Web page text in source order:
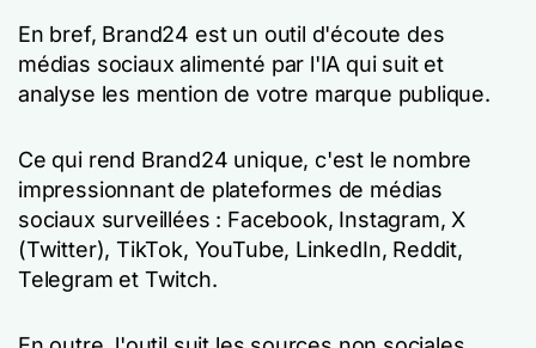
En bref, Brand24 est un outil d'écoute des
médias sociaux alimenté par l'IA qui suit et
analyse les mention de votre marque publique.
Ce qui rend Brand24 unique, c'est le nombre
impressionnant de plateformes de médias
sociaux surveillées : Facebook, Instagram, X
(Twitter), TikTok, YouTube, LinkedIn, Reddit,
Telegram et Twitch.